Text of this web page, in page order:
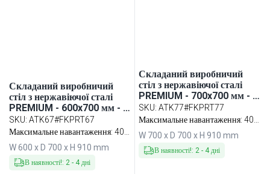
Складаний виробничий
стіл з нержавіючої сталі
PREMIUM - 600x700 мм - з
нижньою полицею та з
посиленою конструкцією та
обробною дошкою для
м’яса GN червона (HACCP)
SKU: ATK67#FKPRT67
Максимальне навантаження: 400
кг
W 600 x D 700 x H 910 mm
В наявності!: 2- 4 дні
Складаний виробничий
стіл з нержавіючої сталі
PREMIUM - 700x700 мм - з
нижньою полицею та з
посиленою стільницею - з
м’яса червона (HACCP) у
комплекті
SKU:ATK77#FKPRT77
Максимальне навантаження: 400
кг
W 700 x D 700 x H 910 mm
В наявності!: 2 - 4 дні